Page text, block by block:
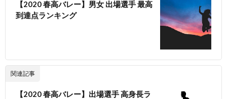
【2020 春高バレー】男女 出場選手 最高
到達点ランキング
関連記事
【2020 春高バレー】出場選手 高身長ラ